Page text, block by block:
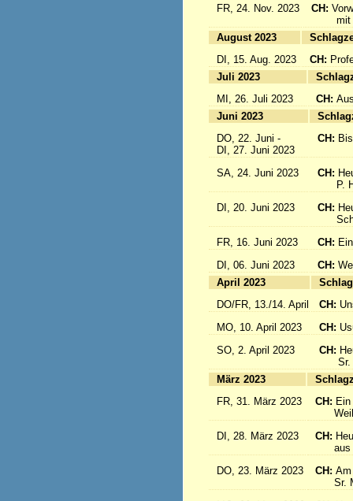
FR, 24. Nov. 2023
CH:
mit
August 2023
DI, 15. Aug. 2023
CH:
Juli 2023
MI, 26. Juli 2023
CH:
Juni 2023
DO, 22. Juni -
DI, 27. Juni 2023
CH:
SA, 24. Juni 2023 CH:
P.
DI, 20. Juni 2023
CH:
FR, 16. Juni 2023
CH:
DI, 06. Juni 2023
CH:
April 2023
DO/FR, 13./14. April
CH:
MO, 10. April 2023
CH:
SO, 2. April 2023
CH:
Sr.
März 2023
FR, 31. März 2023
CH:
DI, 28. März 2023
CH:
aus
DO, 23. März 2023
CH:
Sr.